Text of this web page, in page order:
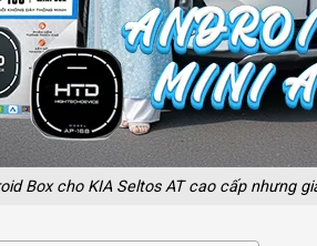
Box cho KIA Seltos AT cao cấp nhưng